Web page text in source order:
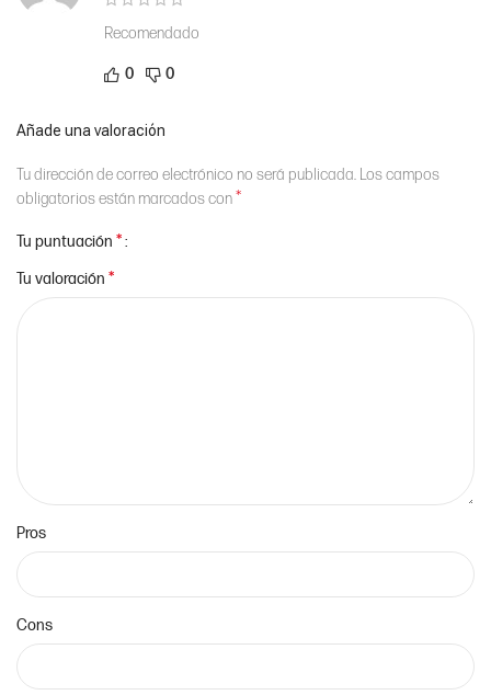
Recomendado
0 0
Añade una valoración
Tu dirección de correo electrónico no será publicada. Los campos
obligatorios están marcados con*
Tu puntuación *
Tu valoración *
Pros
Cons